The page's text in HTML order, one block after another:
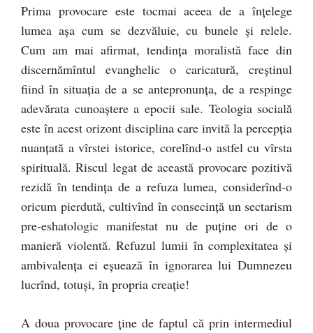
Prima provocare este tocmai aceea de a înţelege
lumea aşa cum se dezvăluie, cu bunele şi relele.
Cum am mai afirmat, tendinţa moralistă face din
discernămîntul evanghelic o caricatură, creştinul
fiind în situaţia de a se antepronunţa, de a respinge
adevărata cunoaştere a epocii sale. Teologia socială
este în acest orizont disciplina care invită la percepţia
nuanţată a vîrstei istorice, corelînd-o astfel cu vîrsta
spirituală. Riscul legat de această provocare pozitivă
rezidă în tendinţa de a refuza lumea, considerînd-o
oricum pierdută, cultivînd în consecinţă un sectarism
pre-eshatologic manifestat nu de puţine ori de o
manieră violentă. Refuzul lumii în complexitatea şi
ambivalenţa ei eşuează în ignorarea lui Dumnezeu
lucrînd, totuşi, în propria creaţie!
A doua provocare ţine de faptul că prin intermediul